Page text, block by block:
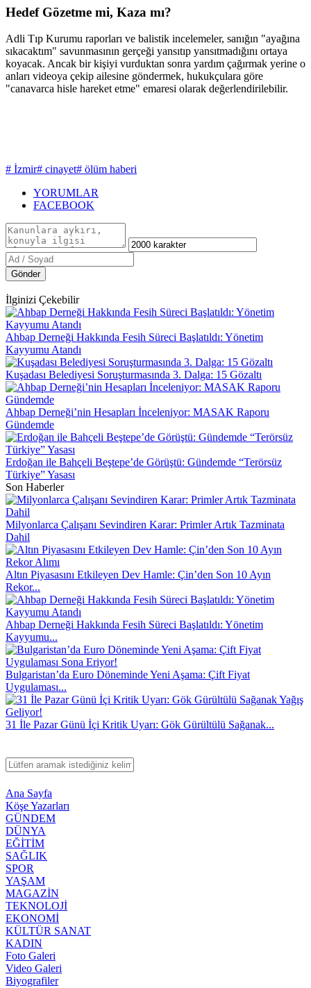
Hedef Gözetme mi, Kaza mı?
Adli Tıp Kurumu raporları ve balistik incelemeler, sanığın "ayağına
sıkacaktım" savunmasının gerçeği yansıtıp yansıtmadığını ortaya
koyacak. Ancak bir kişiyi vurduktan sonra yardım çağırmak yerine o
anları videoya çekip ailesine göndermek, hukukçulara göre
"canavarca hisle hareket etme" emaresi olarak değerlendirilebilir.
# İzmir# cinayet# ölüm haberi
YORUMLAR
FACEBOOK
Gönder
İlginizi Çekebilir
Ahbap Derneği Hakkında Fesih Süreci Başlatıldı: Yönetim
Kayyumu Atandı
Kuşadası Belediyesi Soruşturmasında 3. Dalga: 15 Gözaltı
Ahbap Derneği’nin Hesapları İnceleniyor: MASAK Raporu
Gündemde
Erdoğan ile Bahçeli Beştepe’de Görüştü: Gündemde “Terörsüz
Türkiye” Yasası
Son Haberler
Milyonlarca Çalışanı Sevindiren Karar: Primler Artık Tazminata
Dahil
Altın Piyasasını Etkileyen Dev Hamle: Çin’den Son 10 Ayın
Rekor...
Ahbap Derneği Hakkında Fesih Süreci Başlatıldı: Yönetim
Kayyumu...
Bulgaristan’da Euro Döneminde Yeni Aşama: Çift Fiyat
Uygulaması...
31 İle Pazar Günü İçi Kritik Uyarı: Gök Gürültülü Sağanak...
Ana Sayfa
Köşe Yazarları
GÜNDEM
DÜNYA
EĞİTİM
SAĞLIK
SPOR
YAŞAM
MAGAZİN
TEKNOLOJİ
EKONOMİ
KÜLTÜR SANAT
KADIN
Foto Galeri
Video Galeri
Biyografiler